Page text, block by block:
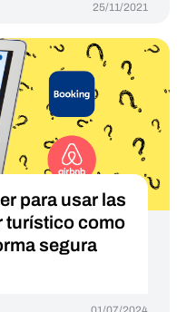
25/11/2021
para usar las
turístico como
segura